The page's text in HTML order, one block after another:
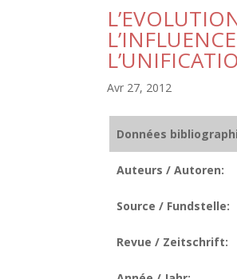
Avr 27, 2012
Données
Auteurs / Autoren:
Source / Fundstelle:
Revue / Zeitschrift: